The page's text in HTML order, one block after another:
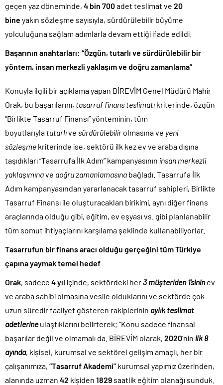
geçen yaz döneminde, 4 bin 700adet teslimat ve 20
bine yakın sözleşme sayısıyla, sürdürülebilir büyüme
yolculuğuna sağlam adımlarla devam ettiği ifade edildi.
Başarının anahtarları: “Özgün, tutarlı ve sürdürülebilir bir
yöntem, insan merkezli yaklaşım ve doğru zamanlama”
Konuyla ilgili bir açıklama yapan BİREVİM Genel Müdürü Mahir
Orak, bu başarılarını, tasarruf finans teslimatı kriterinde, özgün
“Birlikte Tasarruf Finansı” yönteminin, tüm
boyutlarıyla tutarlıve sürdürülebilir olmasına ve yeni
sözleşme kriterinde ise, sektörü ilk kez ev ve araba dışına
taşıdıkları “Tasarrufa İlk Adım” kampanyasının insan merkezli
yaklaşımınave doğru zamanlamasına bağladı. Tasarrufa İlk
Adım kampanyasından yararlanacak tasarruf sahipleri, Birlikte
Tasarruf Finansı ile oluşturacakları birikimi, aynı diğer finans
araçlarında olduğu gibi, eğitim, ev eşyası vs. gibi planlanabilir
tüm somut ihtiyaçlarını karşılama şeklinde kullanabiliyorlar.
Tasarrufun bir finans aracı olduğu gerçeğini tüm Türkiye
çapına yaymak temel hedef
Orak, sadece 4 yıl içinde, sektördeki her3 müşteriden 1’sininev
ve araba sahibi olmasına vesile olduklarını ve sektörde çok
uzun süredir faaliyet gösteren rakiplerinin aylık teslimat
adetlerineulaştıklarını belirterek; “Konu sadece finansal
başarılar değil ve olmamalı da. BİREVİM olarak, 2020‘nin ilk 8
ayında, kişisel, kurumsal ve sektörel gelişim amaçlı, her bir
çalışanımıza, “Tasarruf Akademi” kurumsal yapımız üzerinden,
alanında uzman 42 kişiden 1829 saatlik eğitim olanağı sunduk.